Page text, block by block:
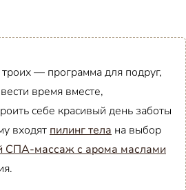
— программа для подруг,
время вместе,
себе красивый день заботы
входят пилинг тела на выбор
СПА-массаж с арома маслами